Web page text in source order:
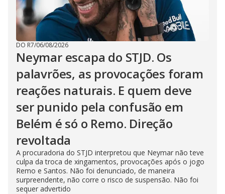
DO R7/06/08/2026
Neymar escapa do STJD. Os
palavrões, as provocações foram
reações naturais. E quem deve
ser punido pela confusão em
Belém é só o Remo. Direção
revoltada
A procuradoria do STJD interpretou que Neymar não teve
culpa da troca de xingamentos, provocações após o jogo
Remo e Santos. Não foi denunciado, de maneira
surpreendente, não corre o risco de suspensão. Não foi
sequer advertido